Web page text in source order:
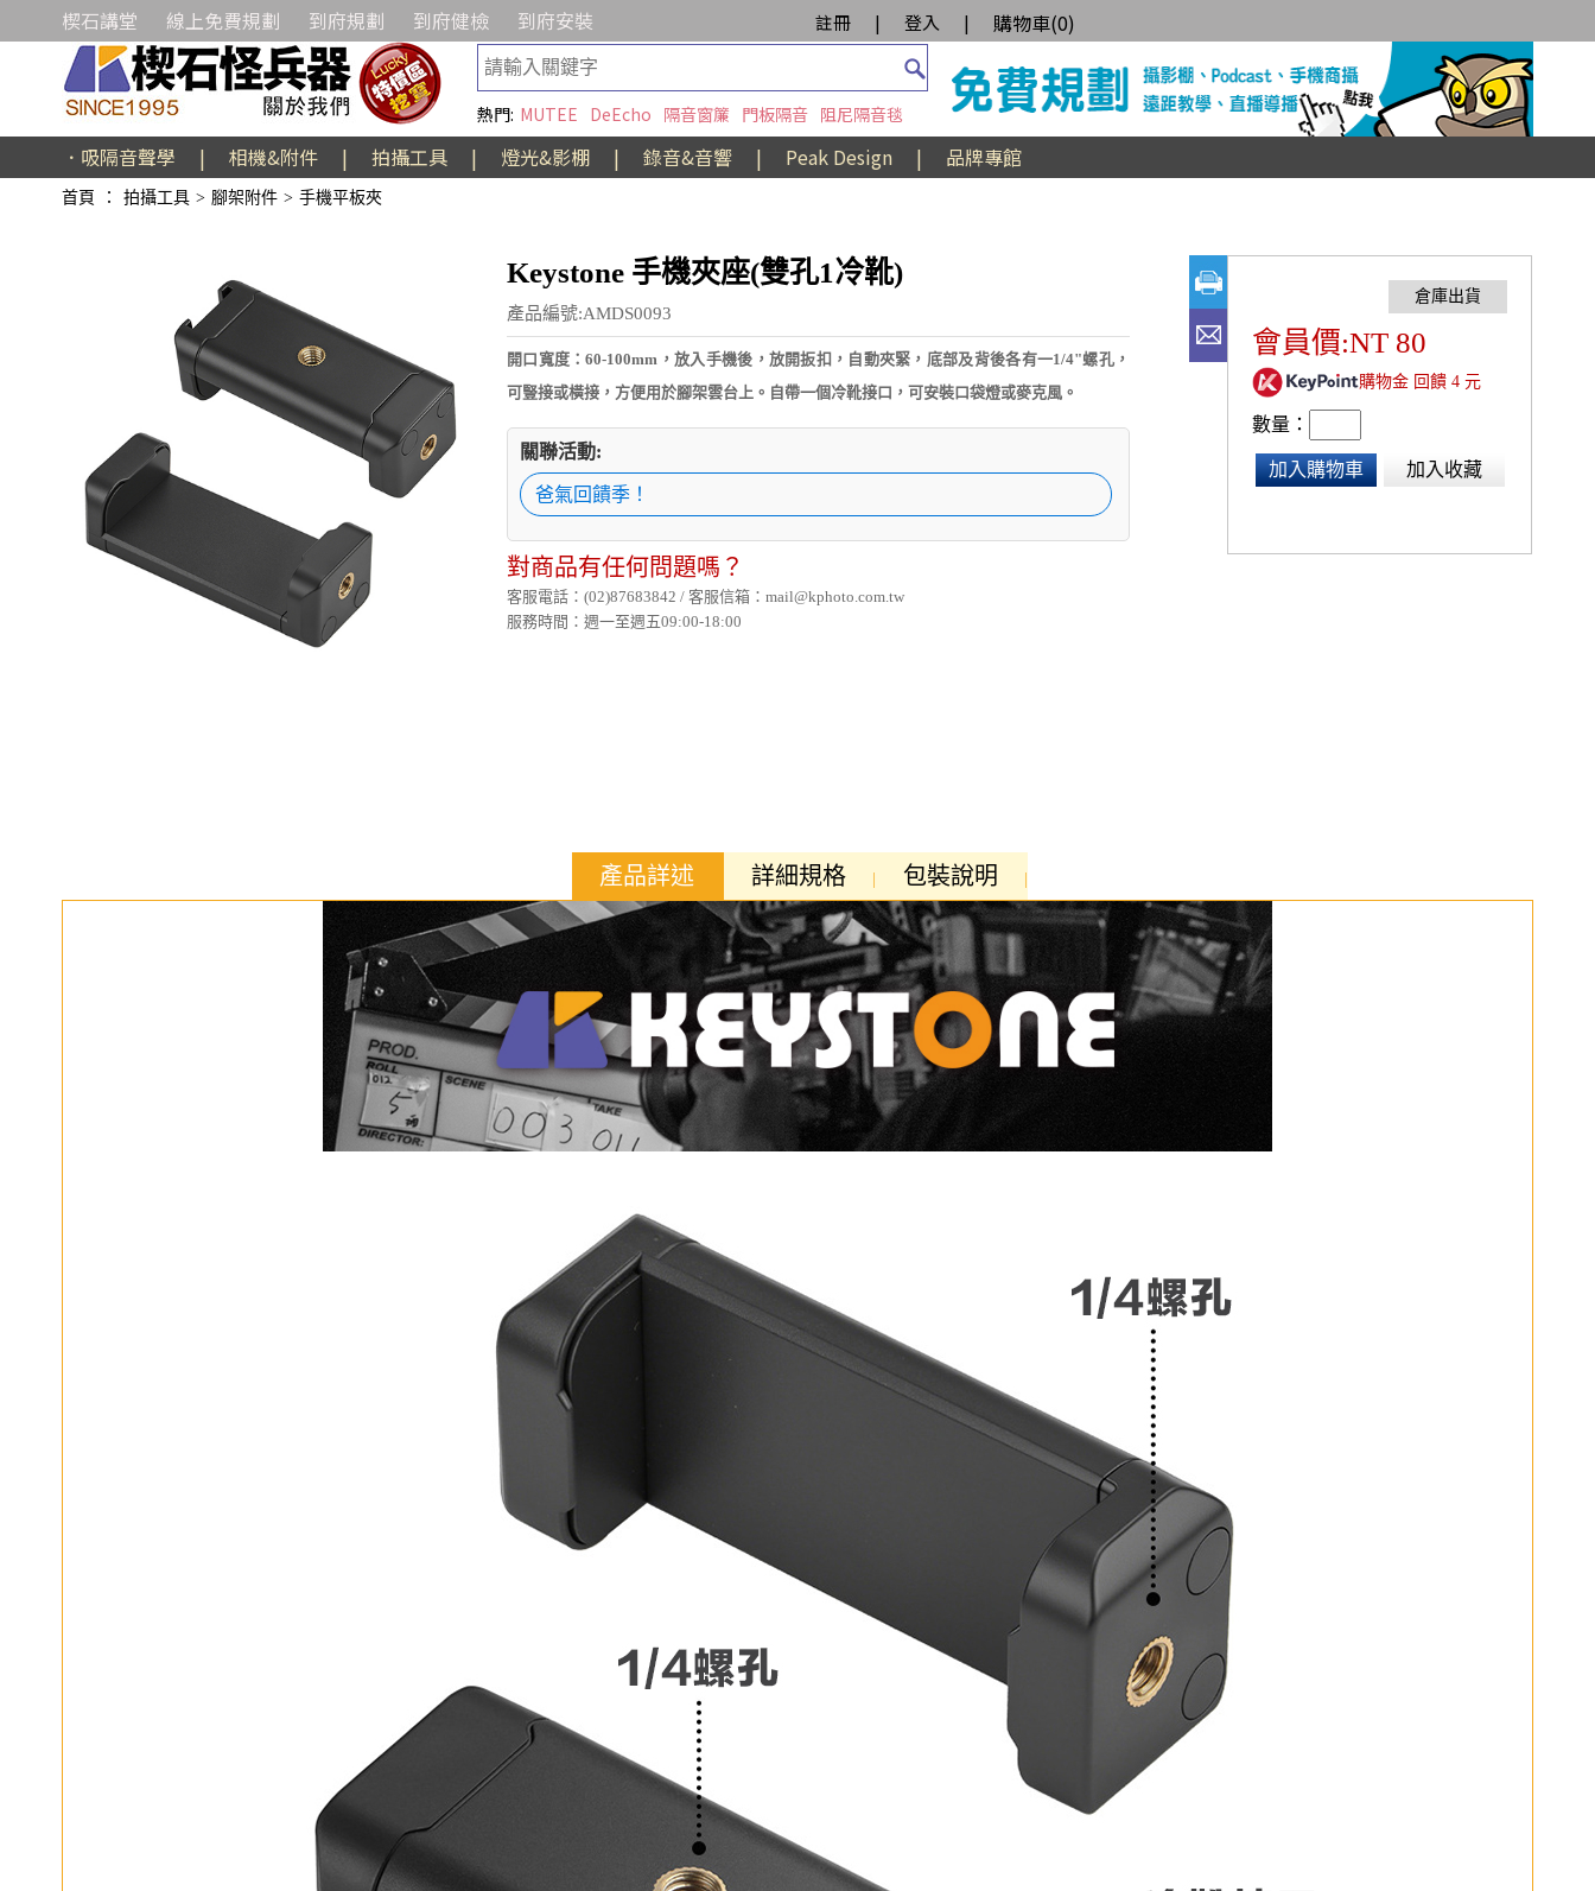
楔石講堂 線上免費規劃 到府規劃 到府健檢 到府安裝 註冊 | 登入 | 購物車(0)
熱門: MUTEE DeEcho 隔音窗簾 門板隔音 阻尼隔音毯
．吸隔音聲學 | 相機&附件 | 拍攝工具 | 燈光&影棚 | 錄音&音響 | Peak Design | 品牌專館
首頁 ： 拍攝工具 > 腳架附件 > 手機平板夾
Keystone 手機夾座(雙孔1冷靴)
產品編號:AMDS0093
開口寬度：60-100mm，放入手機後，放開扳扣，自動夾緊，底部及背後各有一1/4"螺孔，
可豎接或橫接，方便用於腳架雲台上。自帶一個冷靴接口，可安裝口袋燈或麥克風。
關聯活動:
爸氣回饋季！
對商品有任何問題嗎？
客服電話：(02)87683842 / 客服信箱：mail@kphoto.com.tw
服務時間：週一至週五09:00-18:00
會員價:NT 80
購物金 回饋 4 元
數量：
加入購物車 加入收藏
產品詳述 詳細規格 包裝說明